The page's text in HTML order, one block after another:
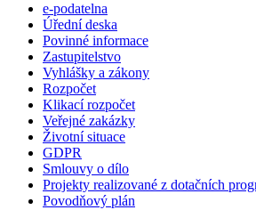
e-podatelna
Úřední deska
Povinné informace
Zastupitelstvo
Vyhlášky a zákony
Rozpočet
Klikací rozpočet
Veřejné zakázky
Životní situace
GDPR
Smlouvy o dílo
Projekty realizované z dotačních
Povodňový plán